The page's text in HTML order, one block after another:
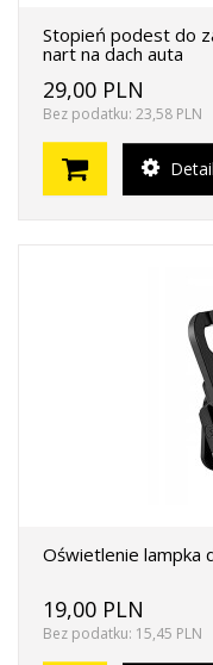
Stopień podest do
nart na dach auta
29,00 PLN
Bez podatku: 23,58 PLN
Oświetlenie lampka
19,00 PLN
Bez podatku: 15,45 PLN